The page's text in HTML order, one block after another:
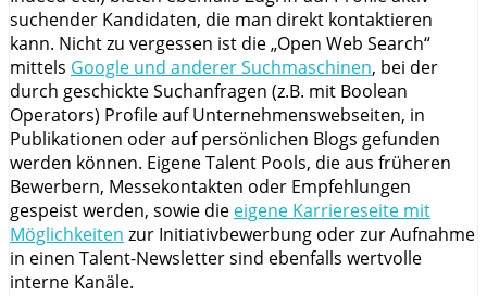
suchender Kandidaten, die man direkt kontaktieren
kann. Nicht zu vergessen ist die „Open Web Search“
mittels Google und anderer Suchmaschinen, bei der
durch geschickte Suchanfragen (z.B. mit Boolean
Operators) Profile auf Unternehmenswebseiten, in
Publikationen oder auf persönlichen Blogs gefunden
werden können. Eigene Talent Pools, die aus früheren
Bewerbern, Messekontakten oder Empfehlungen
gespeist werden, sowie die eigene Karriereseite mit
Möglichkeiten zur Initiativbewerbung oder zur Aufnahme
in einen Talent-Newsletter sind ebenfalls wertvolle
interne Kanäle.